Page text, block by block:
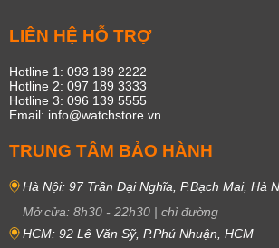
LIÊN HỆ HỖ TRỢ
Hotline 1: 093 189 2222
Hotline 2: 097 189 3333
Hotline 3: 096 139 5555
Email: info@watchstore.vn
TRUNG TÂM BẢO HÀNH
Hà Nội: 97 Trần Đại Nghĩa, P.Bạch Mai, Hà
Mở cửa: 8h30 - 22h30 | chỉ đường
HCM: 92 Lê Văn Sỹ, P.Phú Nhuận, HCM